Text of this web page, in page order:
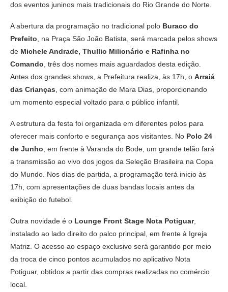
dos eventos juninos mais tradicionais do Rio Grande do Norte.
A abertura da programação no tradicional polo Buraco do
Prefeito, na Praça São João Batista, será marcada pelos shows
de Michele Andrade, Thullio Milionário e Rafinha no
Comando, três dos nomes mais aguardados desta edição.
Antes dos grandes shows, a Prefeitura realiza, às 17h, o Arraiá
das Crianças, com animação de Mara Dias, proporcionando
um momento especial voltado para o público infantil.
A estrutura da festa foi organizada em diferentes polos para
oferecer mais conforto e segurança aos visitantes. No Polo 24
de Junho, em frente à Varanda do Bode, um grande telão fará
a transmissão ao vivo dos jogos da Seleção Brasileira na Copa
do Mundo. Nos dias de partida, a programação terá início às
17h, com apresentações de duas bandas locais antes da
exibição do futebol.
Outra novidade é o Lounge Front Stage Nota Potiguar,
instalado ao lado direito do palco principal, em frente à Igreja
Matriz. O acesso ao espaço exclusivo será garantido por meio
da troca de cinco pontos acumulados no aplicativo Nota
Potiguar, obtidos a partir das compras realizadas no comércio
local.